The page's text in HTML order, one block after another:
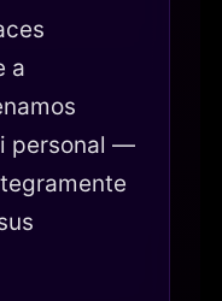
a
personal —